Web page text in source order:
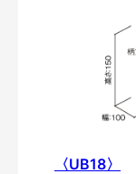
〈UB18〉